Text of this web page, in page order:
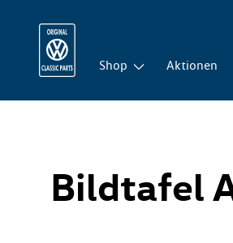
Shop Aktionen
Bildtafel